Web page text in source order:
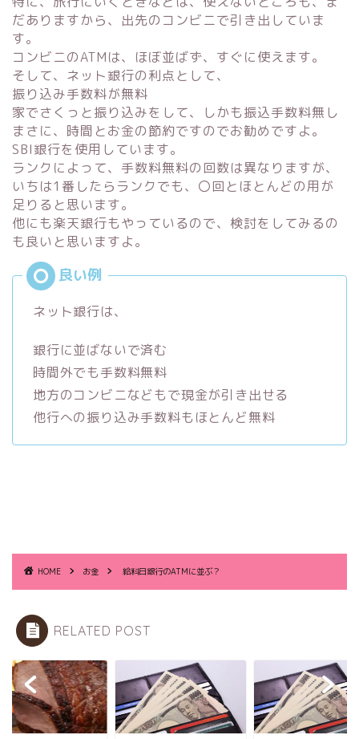
だありますから、出先のコンビニで引き出していま
す。
コンビニのATMは、ほぼ並ばず、すぐに使えます。
そして、ネット銀行の利点として、
振り込み手数料が無料
家でさくっと振り込みをして、しかも振込手数料無し
まさに、時間とお金の節約ですのでお勧めですよ。
SBI銀行を使用しています。
ランクによって、手数料無料の回数は異なりますが、
いちは1番したらランクでも、〇回とほとんどの用が
足りると思います。
他にも楽天銀行もやっているので、検討をしてみるの
も良いと思いますよ。
ネット銀行は、
銀行に並ばないで済む
時間外でも手数料無料
地方のコンビニなどもで現金が引き出せる
他行への振り込み手数料もほとんど無料
HOME お金 給料日銀行のATMに並ぶ？
RELATED POST